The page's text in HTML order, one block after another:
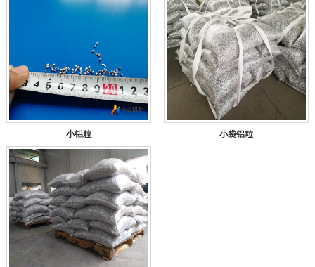
小铝粒 小袋铝粒